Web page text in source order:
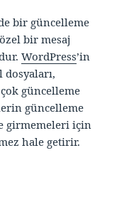
bir güncelleme
bir mesaj
WordPress’in
güncelleme
güncelleme
girmemeleri için
hale getirir.
modu: